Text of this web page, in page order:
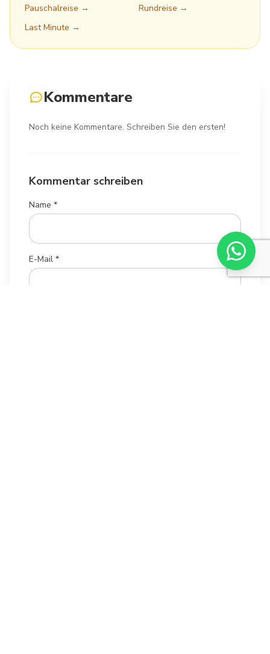
Pauschalreise →
Rundreise →
Last Minute →
Kommentare
Noch keine Kommentare. Schreiben Sie den ersten!
Kommentar schreiben
Name *
E-Mail *